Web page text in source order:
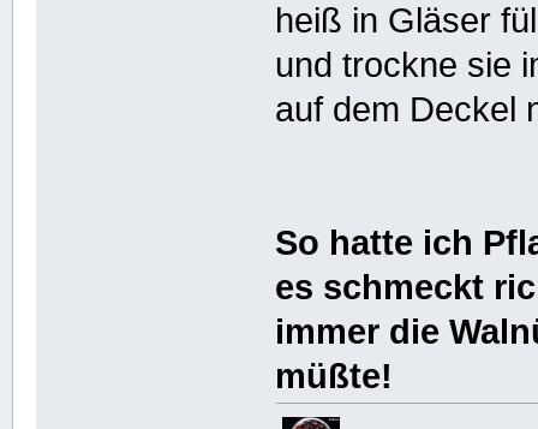
heiß in Gläser
und trockne sie
auf dem Deckel
So hatte ich
es schmeckt
immer die
müßte!